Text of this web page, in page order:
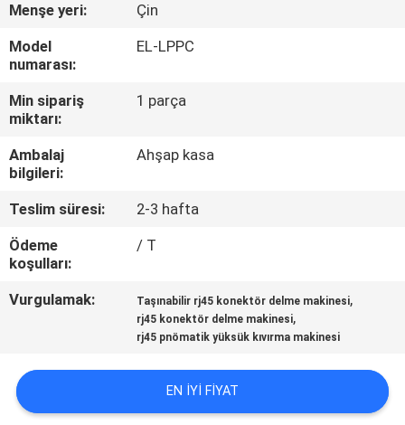
HAKKIMIZDA
FABRIKA
TURU
KALITE
KONTROL
BIZIMLE
ILETIŞIME
HABERLER
Menşe yeri:
Çin
Model
numarası:
EL-LPPC
Min sipariş
miktarı:
1 parça
Ambalaj
bilgileri:
Ahşap kasa
Teslim süresi:
2-3 hafta
Ödeme
koşulları:
/ T
Vurgulamak: Taşınabilir rj45 konektör delme makinesi,
rj45 konektör delme makinesi,
rj45 pnömatik yüksük kıvırma makinesi
EN IYI FIYAT